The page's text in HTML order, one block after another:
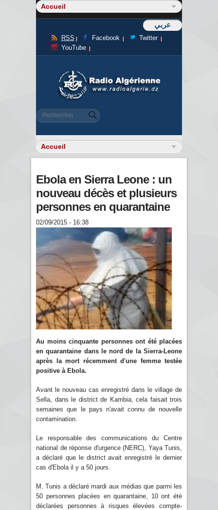
عربي
RSS Facebook
Twitter
YouTube
Formulaire de recherche
Rechercher
Ebola en Sierra Leone : un
nouveau décès et plusieurs
personnes en quarantaine
02/09/2015 - 16:38
Au moins cinquante personnes ont été placées
en quarantaine dans le nord de la Sierra-Leone
après la mort récemment d'une femme testée
positive à Ebola.
Avant le nouveau cas enregistré dans le village de
Sella, dans le district de Kambia, cela faisait trois
semaines que le pays n'avait connu de nouvelle
contamination.
Le responsable des communications du Centre
national de réponse d'urgence (NERC), Yaya Tunis,
a déclaré que le district avait enregistré le dernier
cas d'Ebola il y a 50 jours.
M. Tunis a déclaré mardi aux médias que parmi les
50 personnes placées en quarantaine, 10 ont été
déclarées personnes à risques élevées compte-